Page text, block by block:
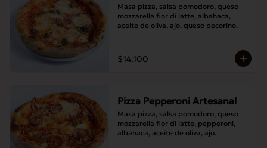
Masa pizza, salsa pomodoro, queso
mozzarella fior di latte, albahaca,
aceite de oliva, ajo, queso pecorino.
$14.100
Pizza Pepperoni Artesanal
Masa pizza, salsa pomodoro, queso
mozzarella fior di latte, pepperoni,
albahaca, aceite de oliva, ajo.